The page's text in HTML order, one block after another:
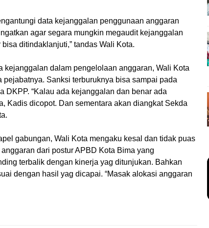
data kejanggalan penggunaan anggaran
agar segara mungkin megaudit kejanggalan
ditindaklanjuti,” tandas Wali Kota.
kejanggalan dalam pengelolaan anggaran, Wali Kota
Sanksi terburuknya bisa sampai pada
DKPP. “Kalau ada kejanggalan dan benar ada
Kadis dicopot. Dan sementara akan diangkat Sekda
gabungan, Wali Kota mengaku kesal dan tidak puas
dari postur APBD Kota Bima yang
terbalik dengan kinerja yag ditunjukan. Bahkan
dengan hasil yag dicapai. “Masak alokasi anggaran